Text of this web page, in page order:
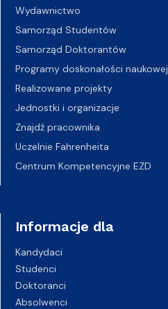
Wydawnictwo
Samorząd Studentów
Samorząd Doktorantów
Programy doskonałości naukowej
Realizowane projekty
Jednostki i organizacje
Znajdź pracownika
Uczelnie Fahrenheita
Centrum Kompetencyjne EZD
Informacje dla
Kandydaci
Studenci
Doktoranci
Absolwenci